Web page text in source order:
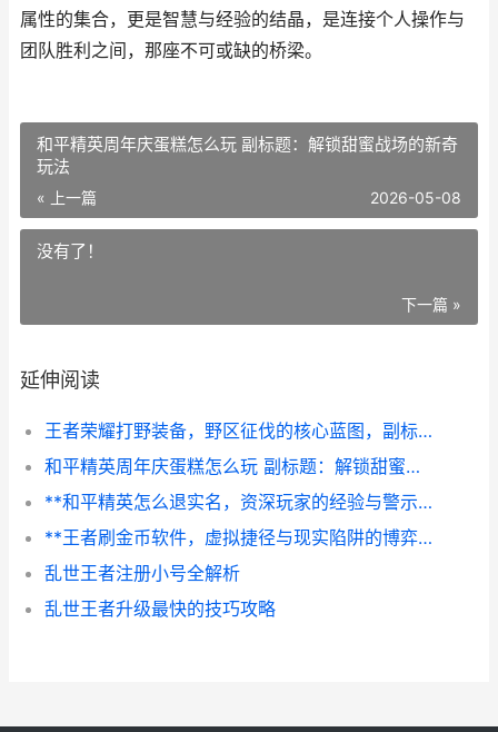
属性的集合，更是智慧与经验的结晶，是连接个人操作与
团队胜利之间，那座不可或缺的桥梁。
和平精英周年庆蛋糕怎么玩 副标题：解锁甜蜜战场的新奇
玩法
« 上一篇 2026-05-08
没有了！
下一篇 »
延伸阅读
王者荣耀打野装备，野区征伐的核心蓝图，副标题，丛林法则与节奏艺术的交响
和平精英周年庆蛋糕怎么玩 副标题：解锁甜蜜战场的新奇玩法
**和平精英怎么退实名，资深玩家的经验与警示**
**王者刷金币软件，虚拟捷径与现实陷阱的博弈**
乱世王者注册小号全解析
乱世王者升级最快的技巧攻略